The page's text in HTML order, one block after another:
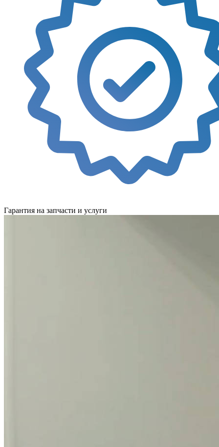
Гарантия на запчасти и услуги